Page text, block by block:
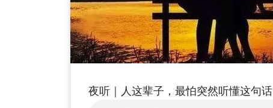
夜听｜人这辈子，最怕突然听懂这句话